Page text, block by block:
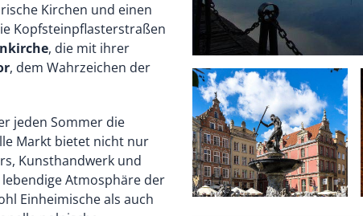
Kirchen und einen
Kopfsteinpflasterstraßen
, die mit ihrer
, dem Wahrzeichen der
jeden Sommer die
Markt bietet nicht nur
Kunsthandwerk und
Atmosphäre der
Einheimische als auch